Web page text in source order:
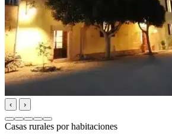
‹ ›
Casas rurales por habitaciones